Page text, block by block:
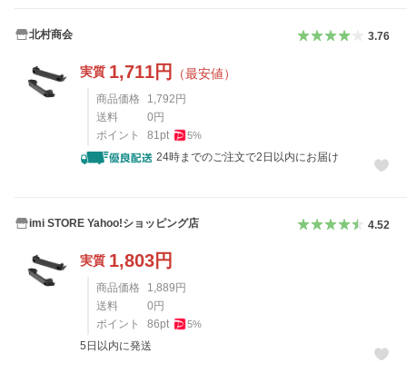
北村商会 3.76
実質 1,711円 （最安値）
商品価格 1,792円
送料
0円
ポイント
81 pt 5%
24時までのご注文で2日以内にお届け
imi STORE Yahoo!ショッピング店 4.52
実質 1,803円
商品価格 1,889円
送料
0円
ポイント
86pt 5%
5日以内に発送